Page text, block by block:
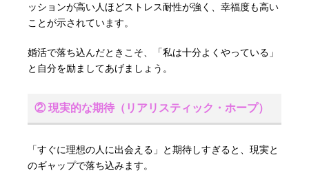
ッションが高い人ほどストレス耐性が強く、幸福度も高い
ことが示されています。
婚活で落ち込んだときこそ、「私は十分よくやっている」
と自分を励ましてあげましょう。
② 現実的な期待（リアリスティック・ホープ）
「すぐに理想の人に出会える」と期待しすぎると、現実と
のギャップで落ち込みます。